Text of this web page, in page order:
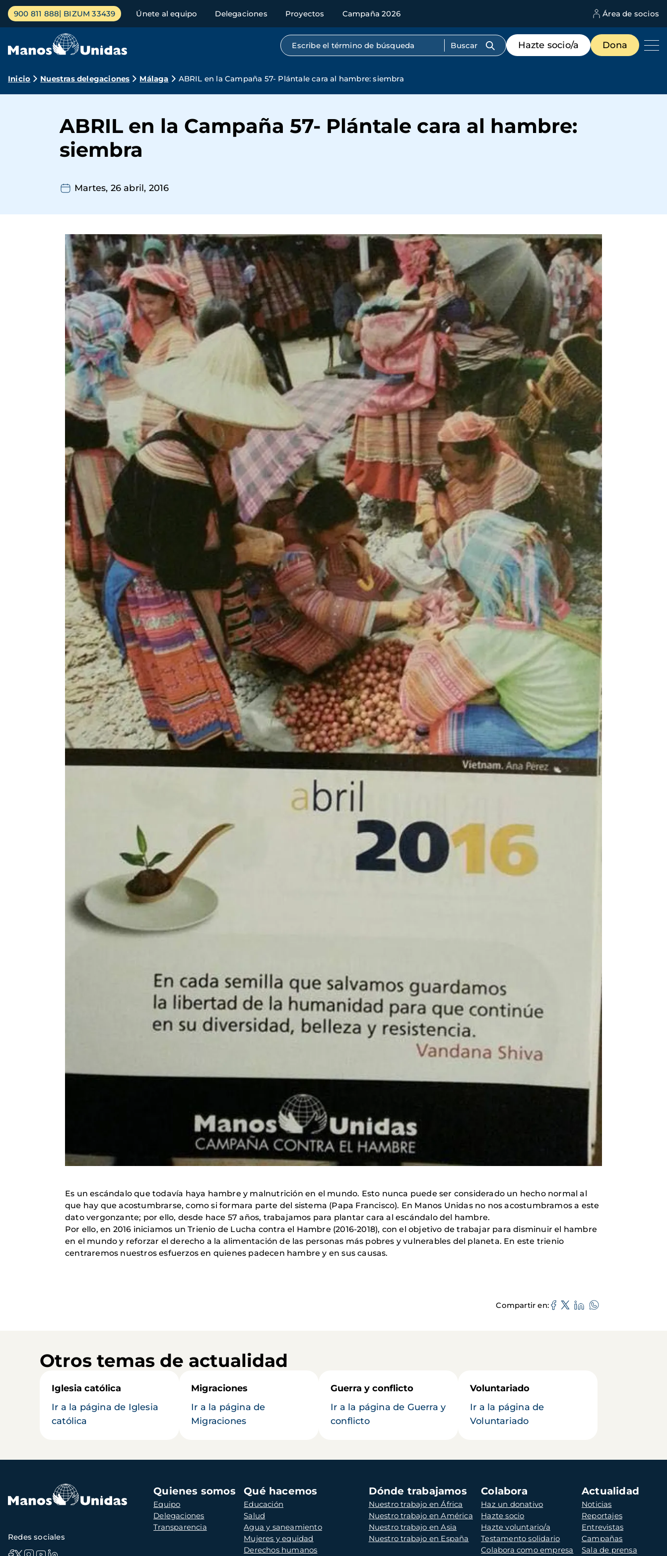
Pasar
contenido
Menú
principal
900 811 888 BIZUM 33439 Únete al equipo Delegaciones Proyectos Campaña 2026 Área de socios
Búsqueda por texto completo
Menú
de
destacados
Hazte socio/a Dona
Ruta
navegación
Inicio Nuestras delegaciones Málaga ABRIL en la Campaña 57- Plántale cara al hambre: siembra
ABRIL en la Campaña 57- Plántale cara al hambre:
siembra
Martes, 26 abril, 2016
Es un escándalo que todavía haya hambre y malnutrición en el mundo. Esto nunca puede ser considerado un hecho normal al
que hay que acostumbrarse, como si formara parte del sistema (Papa Francisco). En Manos Unidas no nos acostumbramos a este
dato vergonzante; por ello, desde hace 57 años, trabajamos para plantar cara al escándalo del hambre.
Por ello, en 2016 iniciamos un Trienio de Lucha contra el Hambre (2016-2018), con el objetivo de trabajar para disminuir el hambre
en el mundo y reforzar el derecho a la alimentación de las personas más pobres y vulnerables del planeta. En este trienio
centraremos nuestros esfuerzos en quienes padecen hambre y en sus causas.
Compartir en
Otros temas de actualidad
Iglesia católica
Ir a la página de Iglesia
católica
Migraciones
Ir a la página de
Migraciones
Guerra y conflicto
Ir a la página de Guerra y
conflicto
Voluntariado
Ir a la página de
Voluntariado
Navegación
principal
Quienes somos
Equipo
Delegaciones
Transparencia
Qué hacemos
Educación
Salud
Agua y saneamiento
Mujeres y equidad
Derechos humanos
Dónde trabajamos
Nuestro trabajo en África
Nuestro trabajo en América
Nuestro trabajo en Asia
Nuestro trabajo en España
Colabora
Haz un donativo
Hazte socio
Hazte voluntario/a
Testamento solidario
Colabora como empresa
Actualidad
Noticias
Reportajes
Entrevistas
Campañas
Sala de prensa
Redes sociales